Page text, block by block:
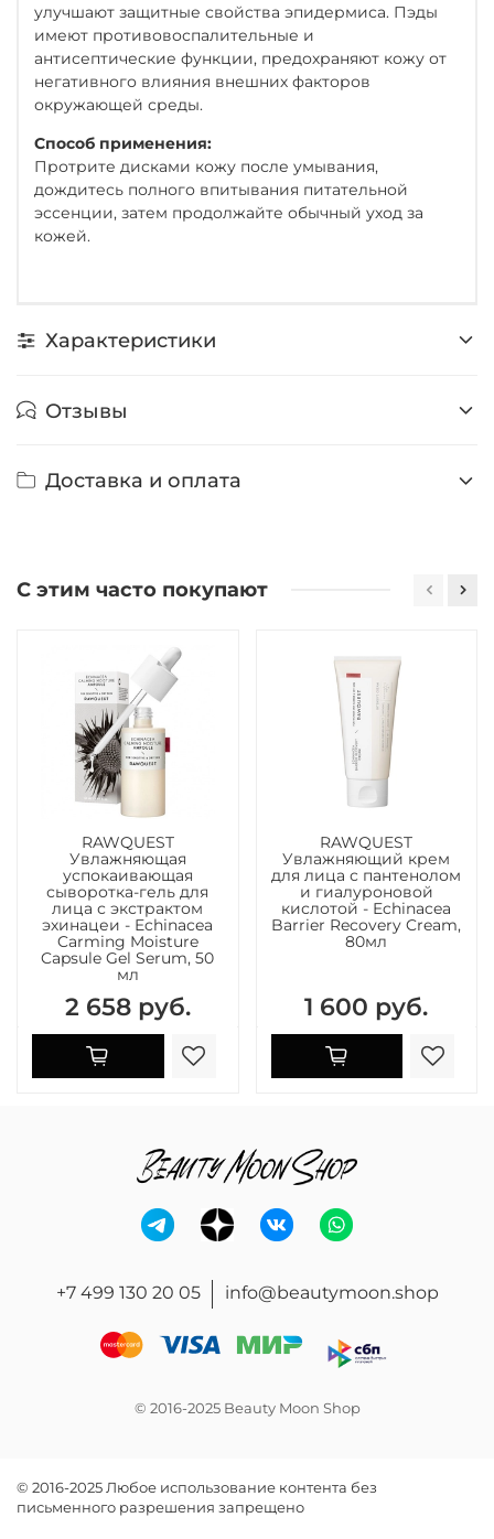
улучшают защитные свойства эпидермиса. Пэды
имеют противовоспалительные и
антисептические функции, предохраняют кожу от
негативного влияния внешних факторов
окружающей среды.
Способ применения:
Протрите дисками кожу после умывания,
дождитесь полного впитывания питательной
эссенции, затем продолжайте обычный уход за
кожей.
Характеристики
Отзывы
Доставка и оплата
С этим часто покупают
RAWQUEST
Увлажняющая
успокаивающая
сыворотка-гель для
лица с экстрактом
эхинацеи - Echinacea
Carming Moisture
Capsule Gel Serum, 50
мл
2 658 руб.
RAWQUEST
Увлажняющий крем
для лица с пантенолом
и гиалуроновой
кислотой - Echinacea
Barrier Recovery Cream,
80мл
1 600 руб.
+7 499 130 20 05 info@beautymoon.shop
© 2016-2025 Beauty Moon Shop
© 2016-2025 Любое использование контента без
письменного разрешения запрещено